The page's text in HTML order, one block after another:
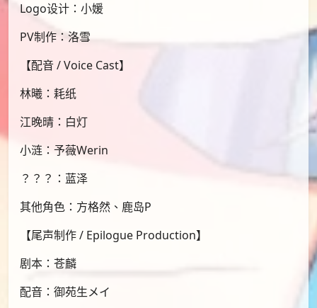
Logo设计：小媛
PV制作：洛雪
【配音 / Voice Cast】
林曦：耗纸
江晚晴：白灯
小涟：予薇Werin
？？？：蓝泽
其他角色：方格然、鹿岛P
【尾声制作 / Epilogue Production】
剧本：苍麟
配音：御苑生メイ